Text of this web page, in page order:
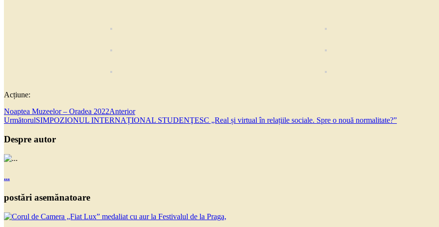
Acțiune:
Noaptea Muzeelor – Oradea 2022Anterior
UrmătorulSIMPOZIONUL INTERNAȚIONAL STUDENŢESC „Real și virtual în relațiile sociale. Spre o nouă normalitate?”
Despre autor
...
postări asemănatoare